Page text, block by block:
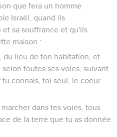
que fera un homme
Israël, quand ils
sa souffrance et qu'ils
maison :
du lieu de ton habitation, et
toutes ses voies, suivant
connais, toi seul, le coeur
dans tes voies, tous
de la terre que tu as donnée